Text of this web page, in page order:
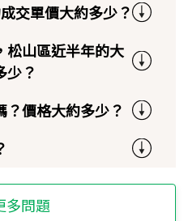
交單價大約多少？
松山區近半年的大
少？
？價格大約多少？
多問題